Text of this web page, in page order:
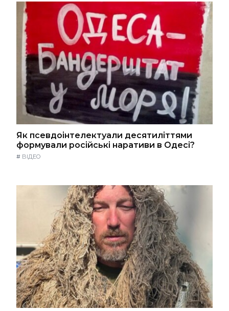
Як псевдоінтелектуали десятиліттями
формували російські наративи в Одесі?
# ВІДЕО